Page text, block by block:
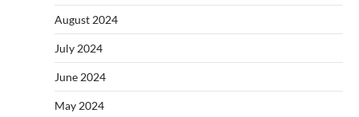
August 2024
July 2024
June 2024
May 2024